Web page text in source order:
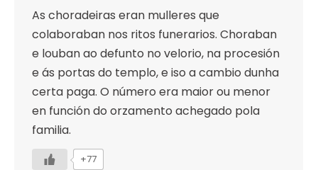
As choradeiras eran mulleres que
colaboraban nos ritos funerarios. Choraban
e louban ao defunto no velorio, na procesión
e ás portas do templo, e iso a cambio dunha
certa paga. O número era maior ou menor
en función do orzamento achegado pola
familia.
+77